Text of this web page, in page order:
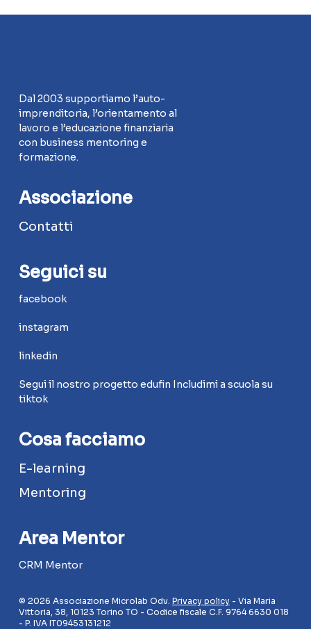
Dal 2003 supportiamo l’auto-
imprenditoria, l’orientamento al
lavoro e l’educazione finanziaria
con business mentoring e
formazione.
Associazione
Contatti
Seguici su
facebook
instagram
linkedin
Segui il nostro progetto edufin Includimi a scuola su
tiktok
Cosa facciamo
E-learning
Mentoring
Area Mentor
CRM Mentor
© 2026 Associazione Microlab Odv. Privacy policy - Via Maria
Vittoria, 38, 10123 Torino TO - Codice fiscale C.F. 9764 6630 018
- P. IVA IT09453131212